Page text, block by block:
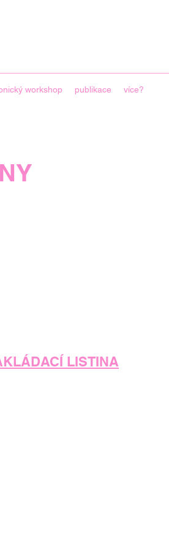
workshop publikace více?
LISTINA